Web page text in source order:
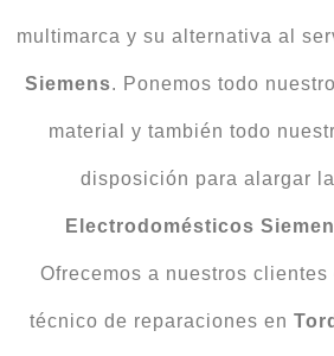
multimarca y su alternativa al
Siemens. Ponemos todo
material y también todo
disposición para alargar
Electrodomésticos
Ofrecemos a nuestros
técnico de reparaciones en